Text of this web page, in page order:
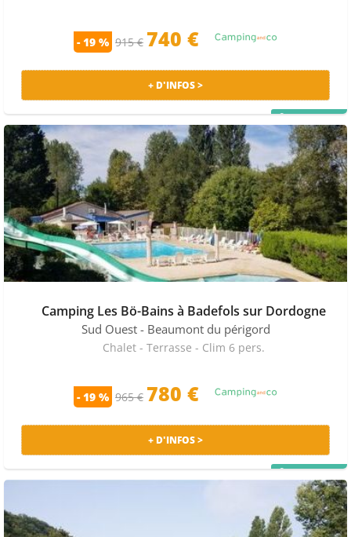
- 19 % 915 € 740 €
+ D'INFOS >
Camping Les Bö-Bains à Badefols sur Dordogne
Sud Ouest - Beaumont du périgord
Chalet - Terrasse - Clim 6 pers.
- 19 % 965 € 780 €
+ D'INFOS >